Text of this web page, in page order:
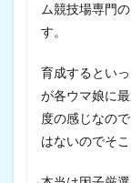
ム競技場専門
す。
育成するとい
が各ウマ娘に
度の感じなの
はないのでそ